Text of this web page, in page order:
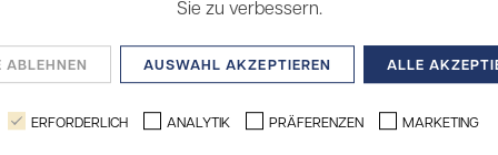
Sie zu verbessern.
ABLEHNEN AUSWAHL AKZEPTIEREN ALLE
ERFORDERLICH ANALYTIK PRÄFERENZEN MARKETING